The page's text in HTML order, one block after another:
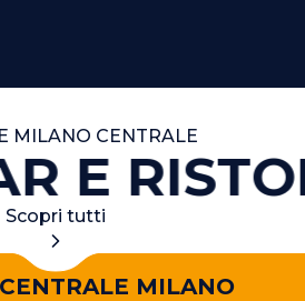
MILANO CENTRALE
E
Scopri tutti
MILANO